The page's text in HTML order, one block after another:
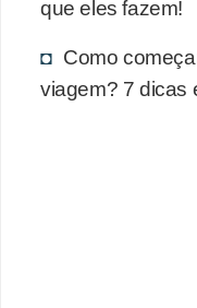
que eles fazem!
Como
viagem? 7 dicas